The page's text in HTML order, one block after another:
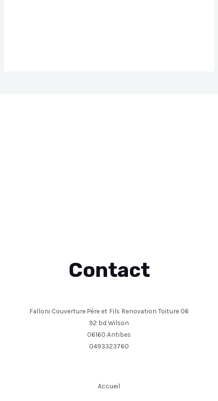
Contact
Falloni Couverture Père et Fils Renovation Toiture 06
92 bd Wilson
06160 Antibes
0493323760
Accueil